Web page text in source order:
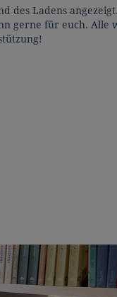
des Ladens
gerne für euch. Alle